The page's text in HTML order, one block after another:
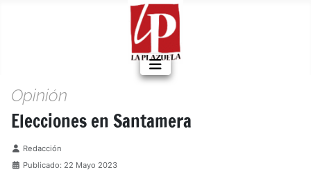
Opinión
Elecciones en Santamera
Detalles
Redacción
Publicado: 22 Mayo 2023